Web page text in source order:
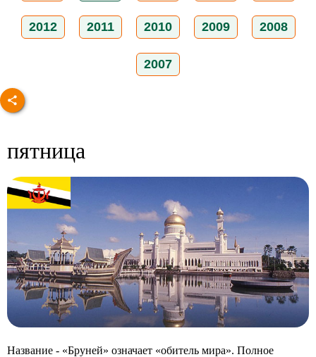
2012 2011 2010 2009 2008
2007
пятница
Название - «Бруней» означает «обитель мира». Полное